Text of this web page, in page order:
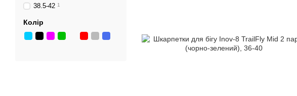
38.5-42 1
Колір